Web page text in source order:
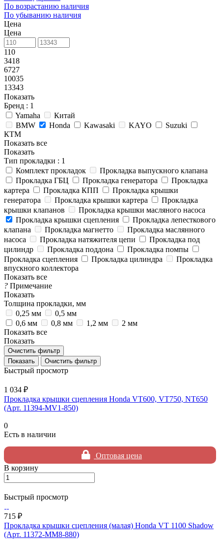
По возрастанию наличия
По убыванию наличия
Цена
Цена
110
3418
6727
10035
13343
Показать
Бренд : 1
Yamaha
Китай
BMW
Honda Kawasaki KAYO
Suzuki
КТМ
Показать все
Показать
Тип прокладки : 1
Комплект прокладок
Прокладка выпускного клапана
Прокладка ГБЦ
Прокладка генератора
Прокладка
картера
Прокладка КПП
Прокладка крышки
генератора
Прокладка крышки картера
Прокладка
крышки клапанов
Прокладка крышки масляного насоса
Прокладка крышки сцепления
Прокладка лепесткового
клапана
Прокладка магнетто
Прокладка маслянного
насоса
Прокладка натяжителя цепи
Прокладка под
цилиндр
Прокладка поддона
Прокладка помпы
Прокладка сцепления
Прокладка цилиндра
Прокладка
впускного коллектора
Показать все
? Примечание
Показать
Толщина прокладки, мм
0,25 мм
0,5 мм
0,6 мм
0,8 мм 1,2 мм
2 мм
Показать все
Показать
Очистить фильтр
Очистить фильтр
Быстрый просмотр
1 034 ₽
Прокладка крышки сцепления Honda VT600, VT750, NT650
(Арт. 11394-MV1-850)
0
Есть в наличии
Оптовая цена
В корзину
Быстрый просмотр
715 ₽
Прокладка крышки сцепления (малая) Honda VT 1100 Shadow
(Арт. 11372-MM8-880)